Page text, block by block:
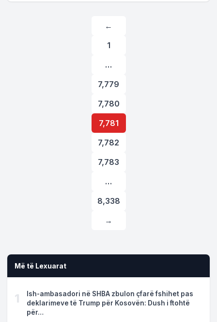
Posts
pagination
←
1
…
7,779
7,780
7,781
7,782
7,783
…
8,338
→
Më të Lexuarat
1
Ish-ambasadori në SHBA zbulon çfarë fshihet pas
deklarimeve të Trump për Kosovën: Dush i ftohtë
për…